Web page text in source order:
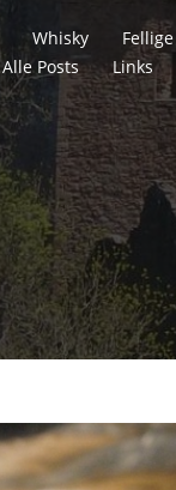
Whisky
Alle Posts Links